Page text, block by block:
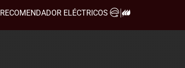
RECOMENDADOR ELÉCTRICOS